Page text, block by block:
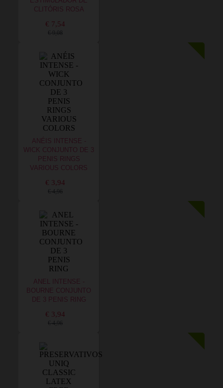
CLITÓRIS ROSA
€ 7,54
€ 9,08
ANÉIS INTENSE -
WICK CONJUNTO DE 3
PENIS RINGS
VARIOUS COLORS
€ 3,94
€ 4,96
ANEL INTENSE -
BOURNE CONJUNTO
DE 3 PENIS RING
€ 3,94
€ 4,96